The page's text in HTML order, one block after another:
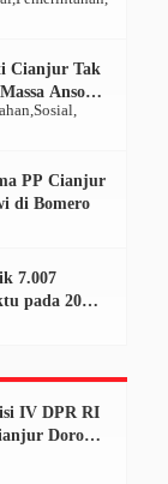
Sosial
Cianjur Tak
Ansor
PP Cianjur
di Bomero
7.007
pada 20
IV DPR RI
Dorong